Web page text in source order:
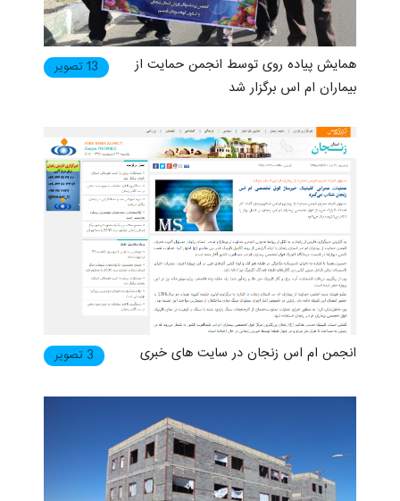
13 تصویر
همایش پیاده روی توسط انجمن حمایت از
بیماران ام اس برگزار شد
3 تصویر انجمن ام اس زنجان در سایت های خبری